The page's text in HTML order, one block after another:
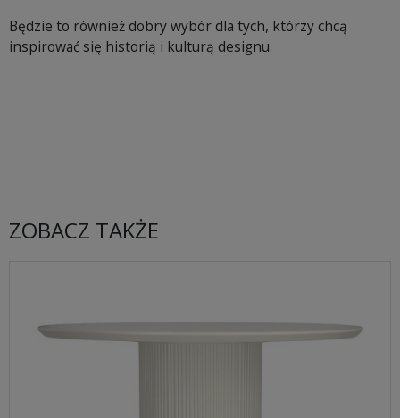
Będzie to również dobry wybór dla tych, którzy chcą
inspirować się historią i kulturą designu.
ZOBACZ TAKŻE